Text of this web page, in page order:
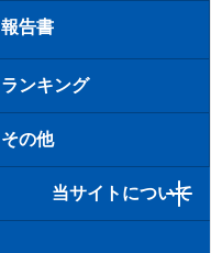
報告書
ランキング
その他
当サイトについて